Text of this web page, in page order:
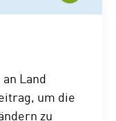
Land
um die
zu